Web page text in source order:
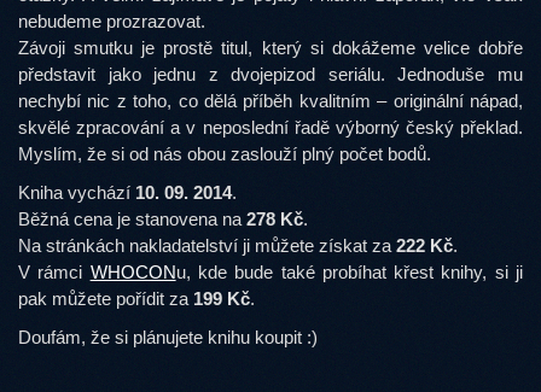
nebudeme prozrazovat.
Závoji smutku je prostě titul, který si dokážeme velice dobře
představit jako jednu z dvojepizod seriálu. Jednoduše mu
nechybí nic z toho, co dělá příběh kvalitním – originální nápad,
skvělé zpracování a v neposlední řadě výborný český překlad.
Myslím, že si od nás obou zaslouží plný počet bodů.
Kniha vychází 10. 09. 2014.
Běžná cena je stanovena na 278 Kč.
Na stránkách nakladatelství ji můžete získat za 222 Kč.
V rámci WHOCONu, kde bude také probíhat křest knihy, si ji
pak můžete pořídit za 199 Kč.
Doufám, že si plánujete knihu koupit :)